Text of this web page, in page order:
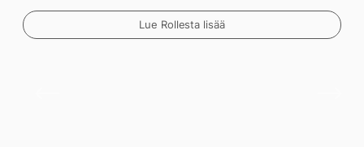
Lue Rollesta lisää